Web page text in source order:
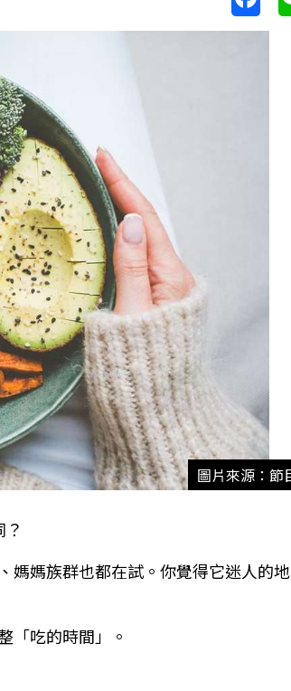
圖片來源：節
媽媽族群也都在試。你覺得它迷人的
「吃的時間」。